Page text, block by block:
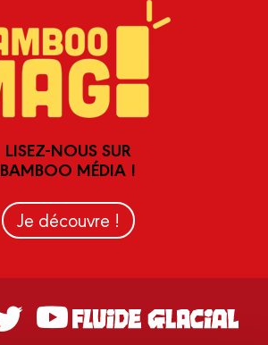
LISEZ-NOUS SUR
BAMBOO MÉDIA !
Je découvre !